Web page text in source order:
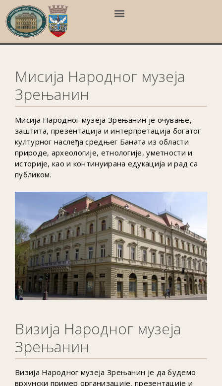
Мисија Народног музеја
Зрењанин
Мисија Народног музеја Зрењанин је очување,
заштита, презентација и интерпретација богатог
културног наслеђа средњег Баната из области
природе, археологије, етнологије, уметности и
историје, као и континуирана едукација и рад са
публиком.
Визија Народног музеја
Зрењанин
Визија Народног музеја Зрењанин је да будемо
врхунски пример организације, презентације и